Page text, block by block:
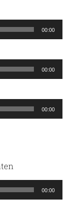
00:00
00:00
00:00
00:00